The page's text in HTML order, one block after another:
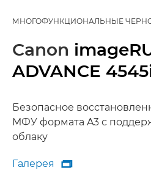
МНОГОФУНКЦИОНАЛЬНЫЕ
Canon
ADVANCE
Безопасное
МФУ формата A3 с
облаку
Галерея
Галерея
